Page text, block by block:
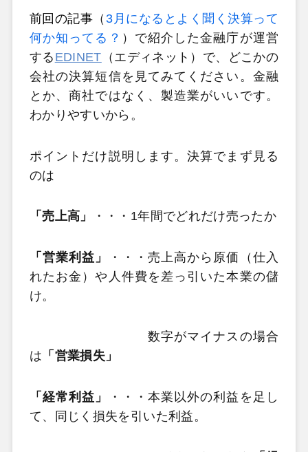
前回の記事 （ 3月になるとよく聞く決算って
何か知ってる？ ）で紹介した金融庁が運営
する EDINET （エディネット ）で、どこかの
会社の決算短信を見てみてください。金融
とか、商社ではなく、製造業がいいです。
わかりやすいから。
ポイントだけ説明します。決算でまず見る
のは
「売上高」 ・・・1年間でどれだけ売ったか
「営業利益」
・・・売上高から原価（仕入
れたお金）や人件費を差っ引いた本業の儲
け。
数字がマイナスの場合
は 「営業損失」
「経常利益」
・・・本業以外の利益を足し
て、同じく損失を引いた利益。